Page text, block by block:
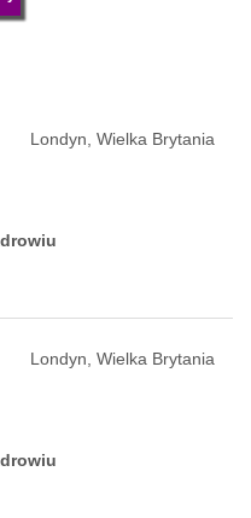
Londyn, Wielka Brytania
Londyn, Wielka Brytania